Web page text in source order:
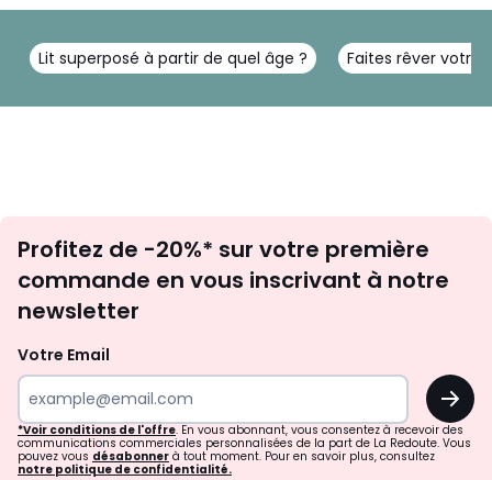
Lit superposé à partir de quel âge ? Faites rêver votre
newsletter
Profitez de -20%* sur votre première
commande en vous inscrivant à notre
newsletter
Votre Email
OK
*Voir conditions de l'offre. En vous abonnant, vous consentez à recevoir des
communications commerciales personnalisées de la part de La Redoute. Vous
pouvez vous désabonner à tout moment. Pour en savoir plus, consultez
notre politique de confidentialité.